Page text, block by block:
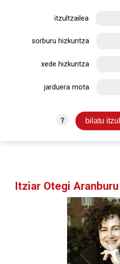
itzultzailea
sorburu hizkuntza
xede hizkuntza
jarduera mota
?
Itziar Otegi Aranburu